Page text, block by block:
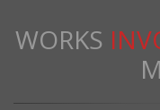
WORKS